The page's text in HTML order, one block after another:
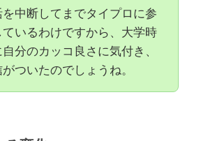
を中断してまでタイプロに参
ているわけですから、大学時
分のカッコ良さに気付き、
がついたのでしょうね。